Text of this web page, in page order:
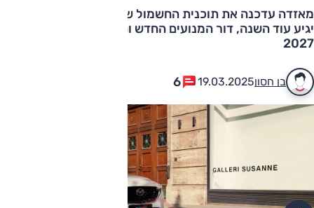
יגיע עוד השנה, דור המנועים החדש והמחושמל רק בשנת
2027
בן חסון19.03.2025
6